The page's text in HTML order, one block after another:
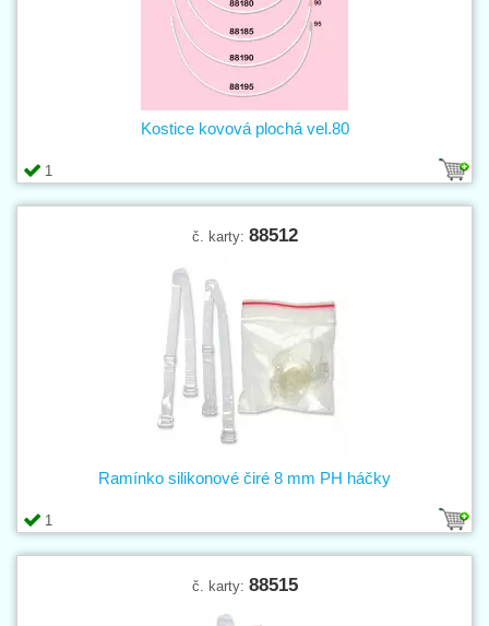
1
Kostice kovová plochá vel.80
č. karty: 88512
1
Ramínko silikonové čiré 8 mm PH háčky
č. karty: 88515